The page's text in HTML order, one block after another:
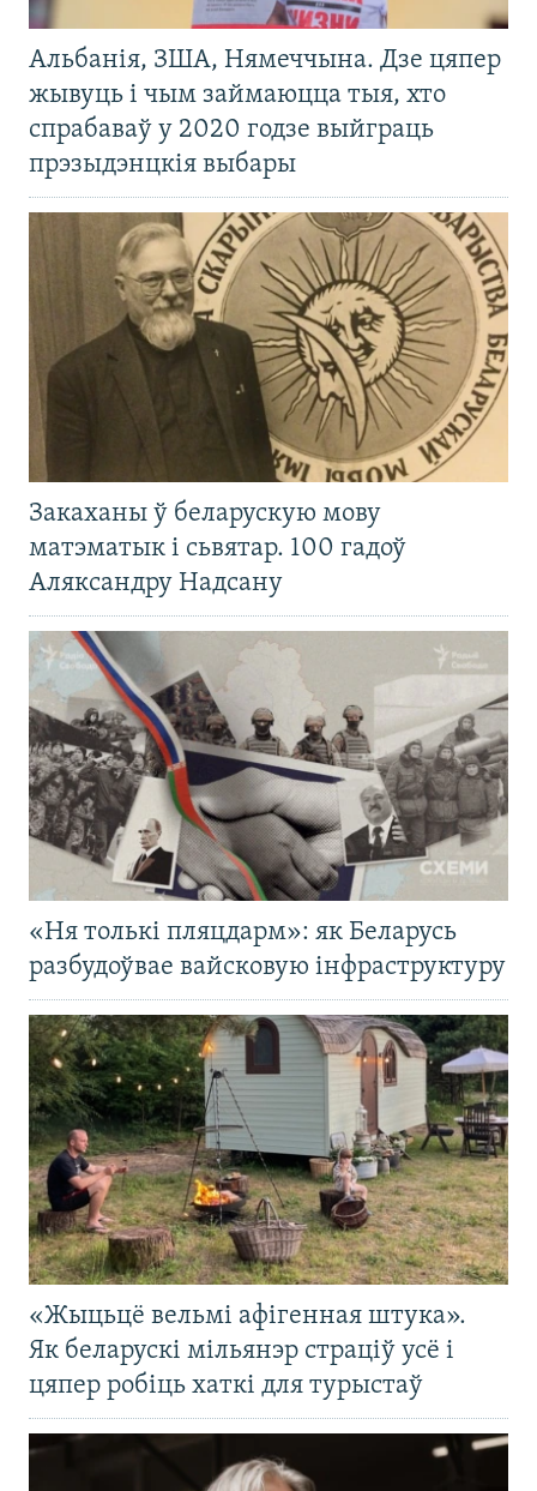
Альбанія, ЗША, Нямеччына. Дзе цяпер
жывуць і чым займаюцца тыя, хто
спрабаваў у 2020 годзе выйграць
прэзыдэнцкія выбары
Закаханы ў беларускую мову
матэматык і сьвятар. 100 гадоў
Аляксандру Надсану
«Ня толькі пляцдарм»: як Беларусь
разбудоўвае вайсковую інфраструктуру
«Жыцьцё вельмі афігенная штука».
Як беларускі мільянэр страціў усё і
цяпер робіць хаткі для турыстаў